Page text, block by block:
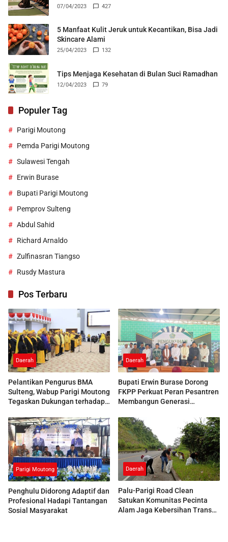
07/04/2023 427
5 Manfaat Kulit Jeruk untuk Kecantikan, Bisa Jadi
Skincare Alami
25/04/2023 132
Tips Menjaga Kesehatan di Bulan Suci Ramadhan
12/04/2023 79
Populer Tag
Parigi Moutong
Pemda Parigi Moutong
Sulawesi Tengah
Erwin Burase
Bupati Parigi Moutong
Pemprov Sulteng
Abdul Sahid
Richard Arnaldo
Zulfinasran Tiangso
Rusdy Mastura
Pos Terbaru
Daerah
Pelantikan Pengurus BMA
Sulteng, Wabup Parigi Moutong
Tegaskan Dukungan terhadap
Daerah
Bupati Erwin Burase Dorong
FKPP Perkuat Peran Pesantren
Membangun Generasi
Parigi Moutong
Penghulu Didorong Adaptif dan
Profesional Hadapi Tantangan
Sosial Masyarakat
Daerah
Palu-Parigi Road Clean
Satukan Komunitas Pecinta
Alam Jaga Kebersihan Trans